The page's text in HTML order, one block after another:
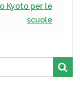
Kyoto per le
scuole